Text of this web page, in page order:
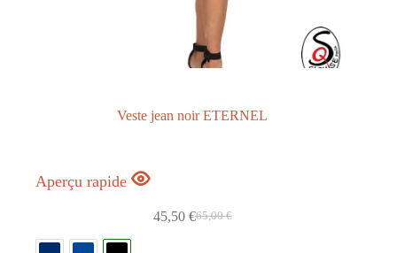
Veste jean noir ETERNEL
Aperçu rapide
65,00€
45,50 €